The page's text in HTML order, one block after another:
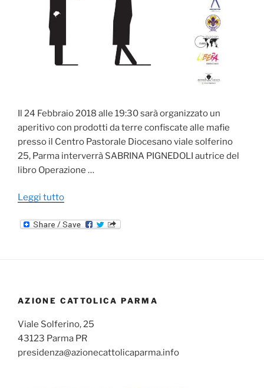
Il 24 Febbraio 2018 alle 19:30 sarà organizzato un
aperitivo con prodotti da terre confiscate alle mafie
presso il Centro Pastorale Diocesano viale solferino
25, Parma interverrà SABRINA PIGNEDOLI autrice del
libro Operazione …
Leggi tutto"ATTEGGIAMENTI
–
AZIONE CATTOLICA PARMA
Viale Solferino, 25
43123 Parma PR
presidenza@azionecattolicaparma.info